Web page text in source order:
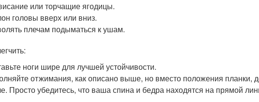
или торчащие ягодицы.
головы вверх или вниз.
плечам подыматься к ушам.
ноги шире для лучшей устойчивости.
отжимания, как описано выше, но вместо положения планки,
Просто убедитесь, что ваша спина и бедра находятся на прямой